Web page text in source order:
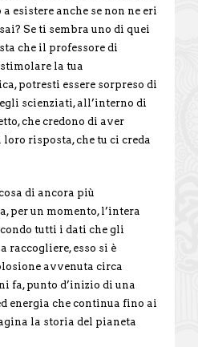
esistere anche se non ne eri
Se ti sembra uno di quei
che il professore di
la tua
potresti essere sorpreso di
scienziati, all’interno di
che credono di aver
risposta, che tu ci creda
di ancora più
per un momento, l’intera
tutti i dati che gli
raccogliere, esso si è
avvenuta circa
punto d’inizio di una
energia che continua fino ai
la storia del pianeta